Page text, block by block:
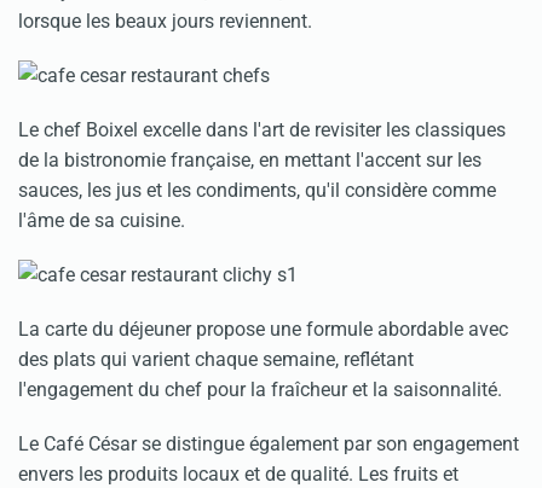
lorsque les beaux jours reviennent.
Le chef Boixel excelle dans l'art de revisiter les classiques
de la bistronomie française, en mettant l'accent sur les
sauces, les jus et les condiments, qu'il considère comme
l'âme de sa cuisine.
La carte du déjeuner propose une formule abordable avec
des plats qui varient chaque semaine, reflétant
l'engagement du chef pour la fraîcheur et la saisonnalité.
Le Café César se distingue également par son engagement
envers les produits locaux et de qualité. Les fruits et